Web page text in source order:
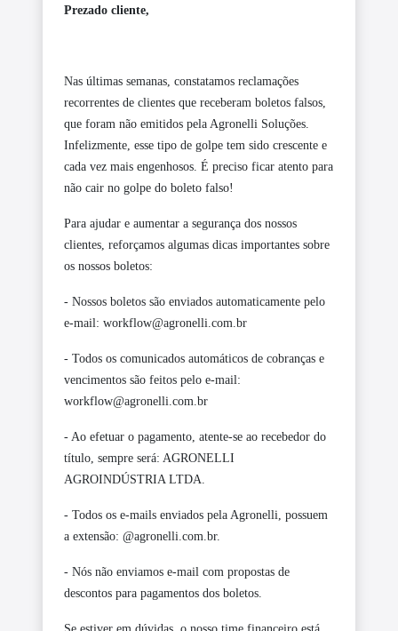
Prezado cliente,
Nas últimas semanas, constatamos reclamações
recorrentes de clientes que receberam boletos falsos,
que foram não emitidos pela Agronelli Soluções.
Infelizmente, esse tipo de golpe tem sido crescente e
cada vez mais engenhosos. É preciso ficar atento para
não cair no golpe do boleto falso!
Para ajudar e aumentar a segurança dos nossos
clientes, reforçamos algumas dicas importantes sobre
os nossos boletos:
- Nossos boletos são enviados automaticamente pelo
e-mail: workflow@agronelli.com.br
- Todos os comunicados automáticos de cobranças e
vencimentos são feitos pelo e-mail:
workflow@agronelli.com.br
- Ao efetuar o pagamento, atente-se ao recebedor do
título, sempre será: AGRONELLI
AGROINDÚSTRIA LTDA.
- Todos os e-mails enviados pela Agronelli, possuem
a extensão: @agronelli.com.br.
- Nós não enviamos e-mail com propostas de
descontos para pagamentos dos boletos.